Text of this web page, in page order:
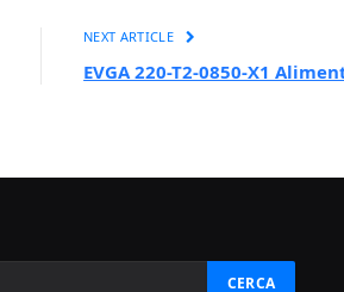
NEXT ARTICLE
EVGA 220-T2-0850-X1